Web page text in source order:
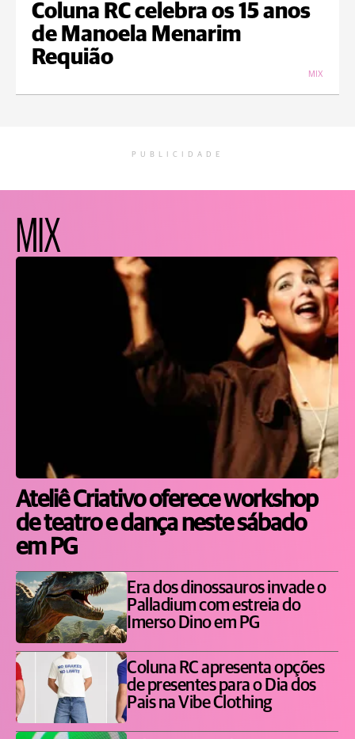
Coluna RC celebra os 15 anos
de Manoela Menarim
Requião
MIX
PUBLICIDADE
MIX
Ateliê Criativo oferece workshop
de teatro e dança neste sábado
em PG
Era dos dinossauros invade o
Palladium com estreia do
Imerso Dino em PG
Coluna RC apresenta opções
de presentes para o Dia dos
Pais na Vibe Clothing